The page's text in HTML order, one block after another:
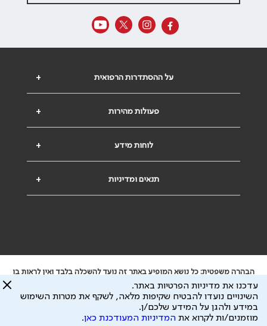
+ על ההסתדרות הרפואית
+ פעולות מהירות
+ לוחות מידע
+ תנאים ומדיניות
הבהרה משפטית: כל נושא המופיע באתר זה נועד להשכלה בלבד ואין לראות בו
ייעוץ רפואי או משפטי. אין הר"י אחראית לתוכן המתפרסם באתר זה ולכל נזק
שעלול להיגרם.
ידוע לי שהר"י אוספת ושומרת מידע אישי לצורך מתן השרות וכי חלק ממנו עשוי
להיות מועבר לצדדים שלישיים, הכל בכפוף למדיניות הפרטיות
עדכנו את מדיניות הפרטיות באתר.
השינויים נועדו להבטיח שקיפות מלאה, לשקף את מטרות השימוש
במידע ולהגן על המידע שלכם/ן.
מוזמנים/ות לקרוא את המדיניות המעודכנת כאן.